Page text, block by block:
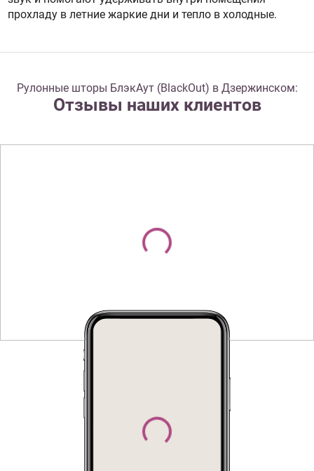
прохладу в летние жаркие дни и тепло в холодные.
Рулонные шторы БлэкАут (BlackOut) в Дзержинском:
Отзывы наших клиентов